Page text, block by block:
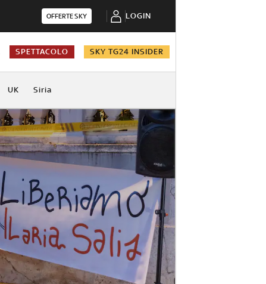
OFFERTE SKY LOGIN
SPETTACOLO SKY TG24 INSIDER
UK Siria